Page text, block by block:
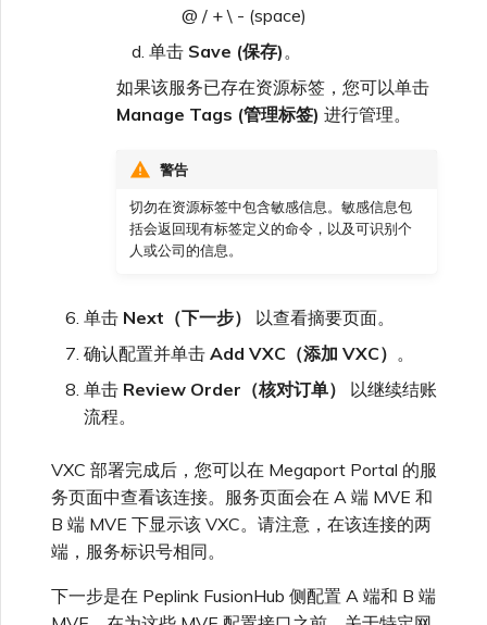
@ / + \ - (space)
单击 Save (保存) 。
如果该服务已存在资源标签，您可以单击
Manage Tags (管理标签) 进行管理。
警告
切勿在资源标签中包含敏感信息。敏感信息包
括会返回现有标签定义的命令，以及可识别个
人或公司的信息。
单击 Next（下一步）
以查看摘要页面。
确认配置并单击 Add VXC（添加 VXC） 。
单击 Review Order（核对订单）
以继续结账
流程。
VXC 部署完成后，您可以在 Megaport Portal 的服
务页面中查看该连接。服务页面会在 A 端 MVE 和
B 端 MVE 下显示该 VXC。请注意，在该连接的两
端，服务标识号相同。
下一步是在 Peplink FusionHub 侧配置 A 端和 B 端